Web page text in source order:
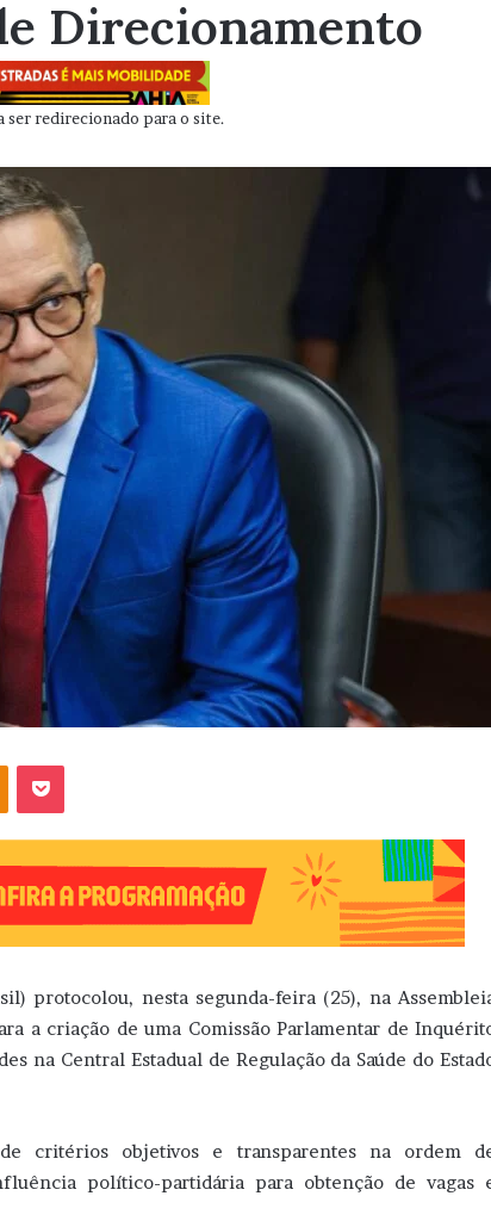
Direcionamento
ser redirecionado para o site.
OK
protocolou, nesta segunda-feira (25), na
a criação de uma Comissão Parlamentar de
na Central Estadual de Regulação da Saúde do
critérios objetivos e transparentes na ordem
político-partidária para obtenção de vagas